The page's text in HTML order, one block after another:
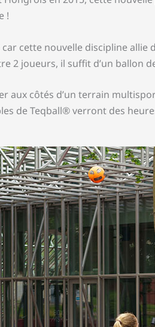
!
car cette nouvelle discipline
2 joueurs, il suffit d’un ballon
aux côtés d’un terrain
de Teqball® verront des